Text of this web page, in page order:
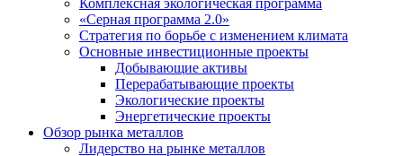
Комплексная экологическая программа
«Серная программа 2.0»
Стратегия по борьбе с изменением климата
Основные инвестиционные проекты
Добывающие активы
Перерабатывающие проекты
Экологические проекты
Энергетические проекты
Обзор рынка металлов
Лидерство на рынке металлов